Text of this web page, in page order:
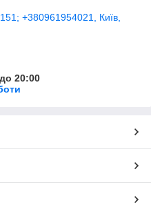
+380961954021, Київ,
20:00